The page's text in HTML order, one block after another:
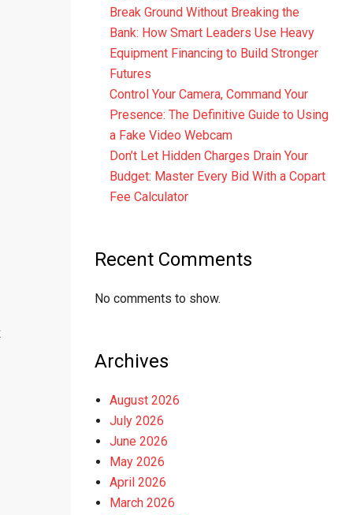
Break Ground Without Breaking the
Bank: How Smart Leaders Use Heavy
Equipment Financing to Build Stronger
Futures
Control Your Camera, Command Your
Presence: The Definitive Guide to Using
a Fake Video Webcam
Don’t Let Hidden Charges Drain Your
Budget: Master Every Bid With a Copart
Fee Calculator
Recent Comments
No comments to show.
Archives
August 2026
July 2026
June 2026
May 2026
April 2026
March 2026